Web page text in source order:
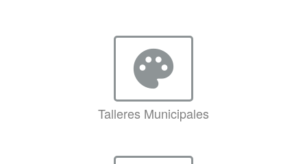
palette
Talleres Municipales